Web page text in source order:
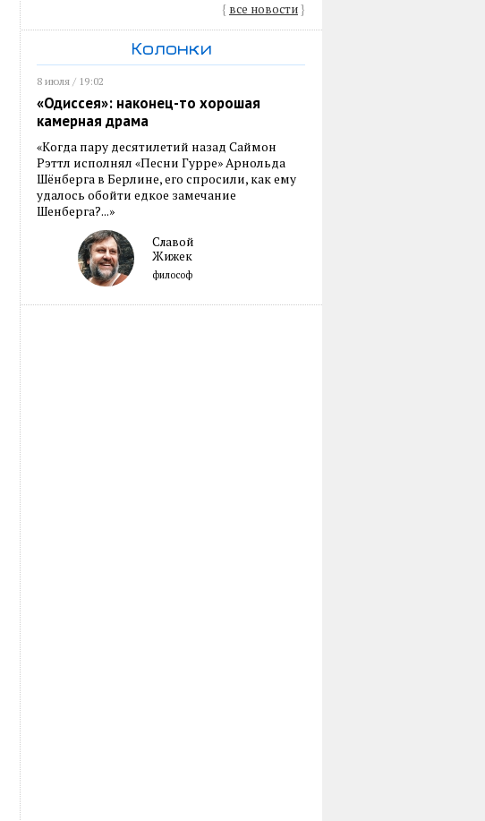
{ все новости}
Колонки
8 июля / 19:02
«Одиссея»: наконец-то хорошая
камерная драма
«Когда пару десятилетий назад Саймон
Рэттл исполнял «Песни Гурре» Арнольда
Шёнберга в Берлине, его спросили, как ему
удалось обойти едкое замечание
Шенберга?...»
Славой
Жижек
философ